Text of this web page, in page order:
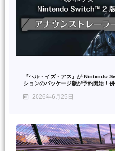
『ヘル・イズ・アス』が Nintendo
ションのパッケージ版が予約開始！
2026年6月25日